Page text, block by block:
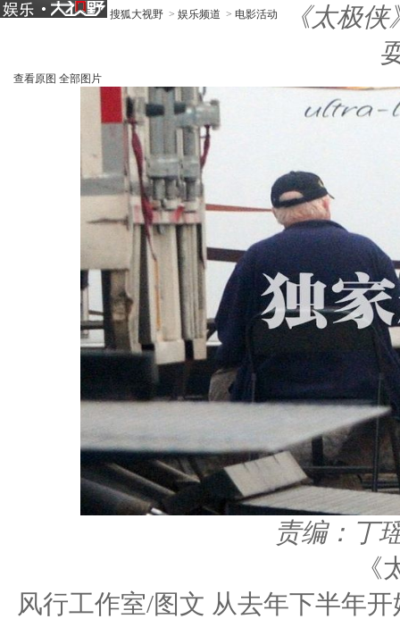
搜狐大视野 > 娱乐频道 > 电影活动
《太极
查看原图 全部图片
责编：丁
风行工作室/图文 从去年下半年